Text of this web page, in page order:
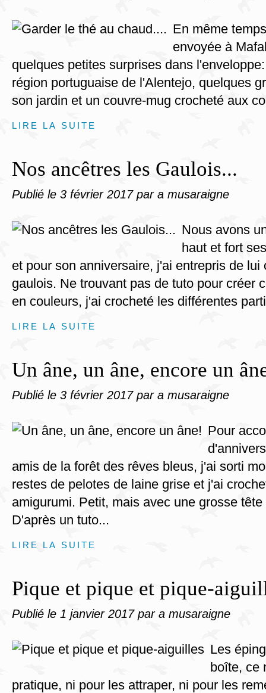
En même
envoyée à
quelques petites surprises dans
région portuguaise de l'Alentejo, quelques
son jardin et un couvre-mug crocheté aux
LIRE LA SUITE
Nos ancêtres les Gaulois...
Publié le 3 février 2017 par a musaraigne
Nous avons
haut et fort
et pour son anniversaire, j'ai entrepris de lui
gaulois. Ne trouvant pas de tuto pour créer
en couleurs, j'ai crocheté les différentes
LIRE LA SUITE
Un âne, un âne, encore un
Publié le 3 février 2017 par a musaraigne
Pour
amis de la forêt des rêves bleus, j'ai sorti
restes de pelotes de laine grise et j'ai
amigurumi. Petit, mais avec une grosse
D'après un tuto...
LIRE LA SUITE
Pique et pique et pique-
Publié le 1 janvier 2017 par a musaraigne
Les
boîte, ce
pratique, ni pour les attraper, ni pour les